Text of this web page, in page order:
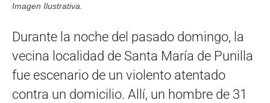
Imagen Ilustrativa.
Durante la noche del pasado domingo, la
vecina localidad de Santa María de Punilla
fue escenario de un violento atentado
contra un domicilio. Allí, un hombre de 31